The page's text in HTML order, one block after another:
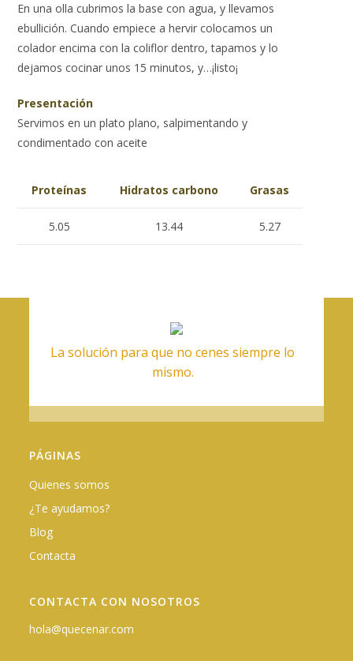
En una olla cubrimos la base con agua, y llevamos
ebullición. Cuando empiece a hervir colocamos un
colador encima con la coliflor dentro, tapamos y lo
dejamos cocinar unos 15 minutos, y…¡listo¡
Presentación
Servimos en un plato plano, salpimentando y
condimentado con aceite
Proteínas Hidratos carbono Grasas
5.05 13.44 5.27
La solución para que no cenes siempre lo
mismo.
PÁGINAS
Quienes somos
¿Te ayudamos?
Blog
Contacta
CONTACTA CON NOSOTROS
hola@quecenar.com